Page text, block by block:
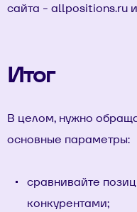
сайта - allpositions.ru и
Итог
В целом, нужно
основные параметры:
сравнивайте
конкурентами;